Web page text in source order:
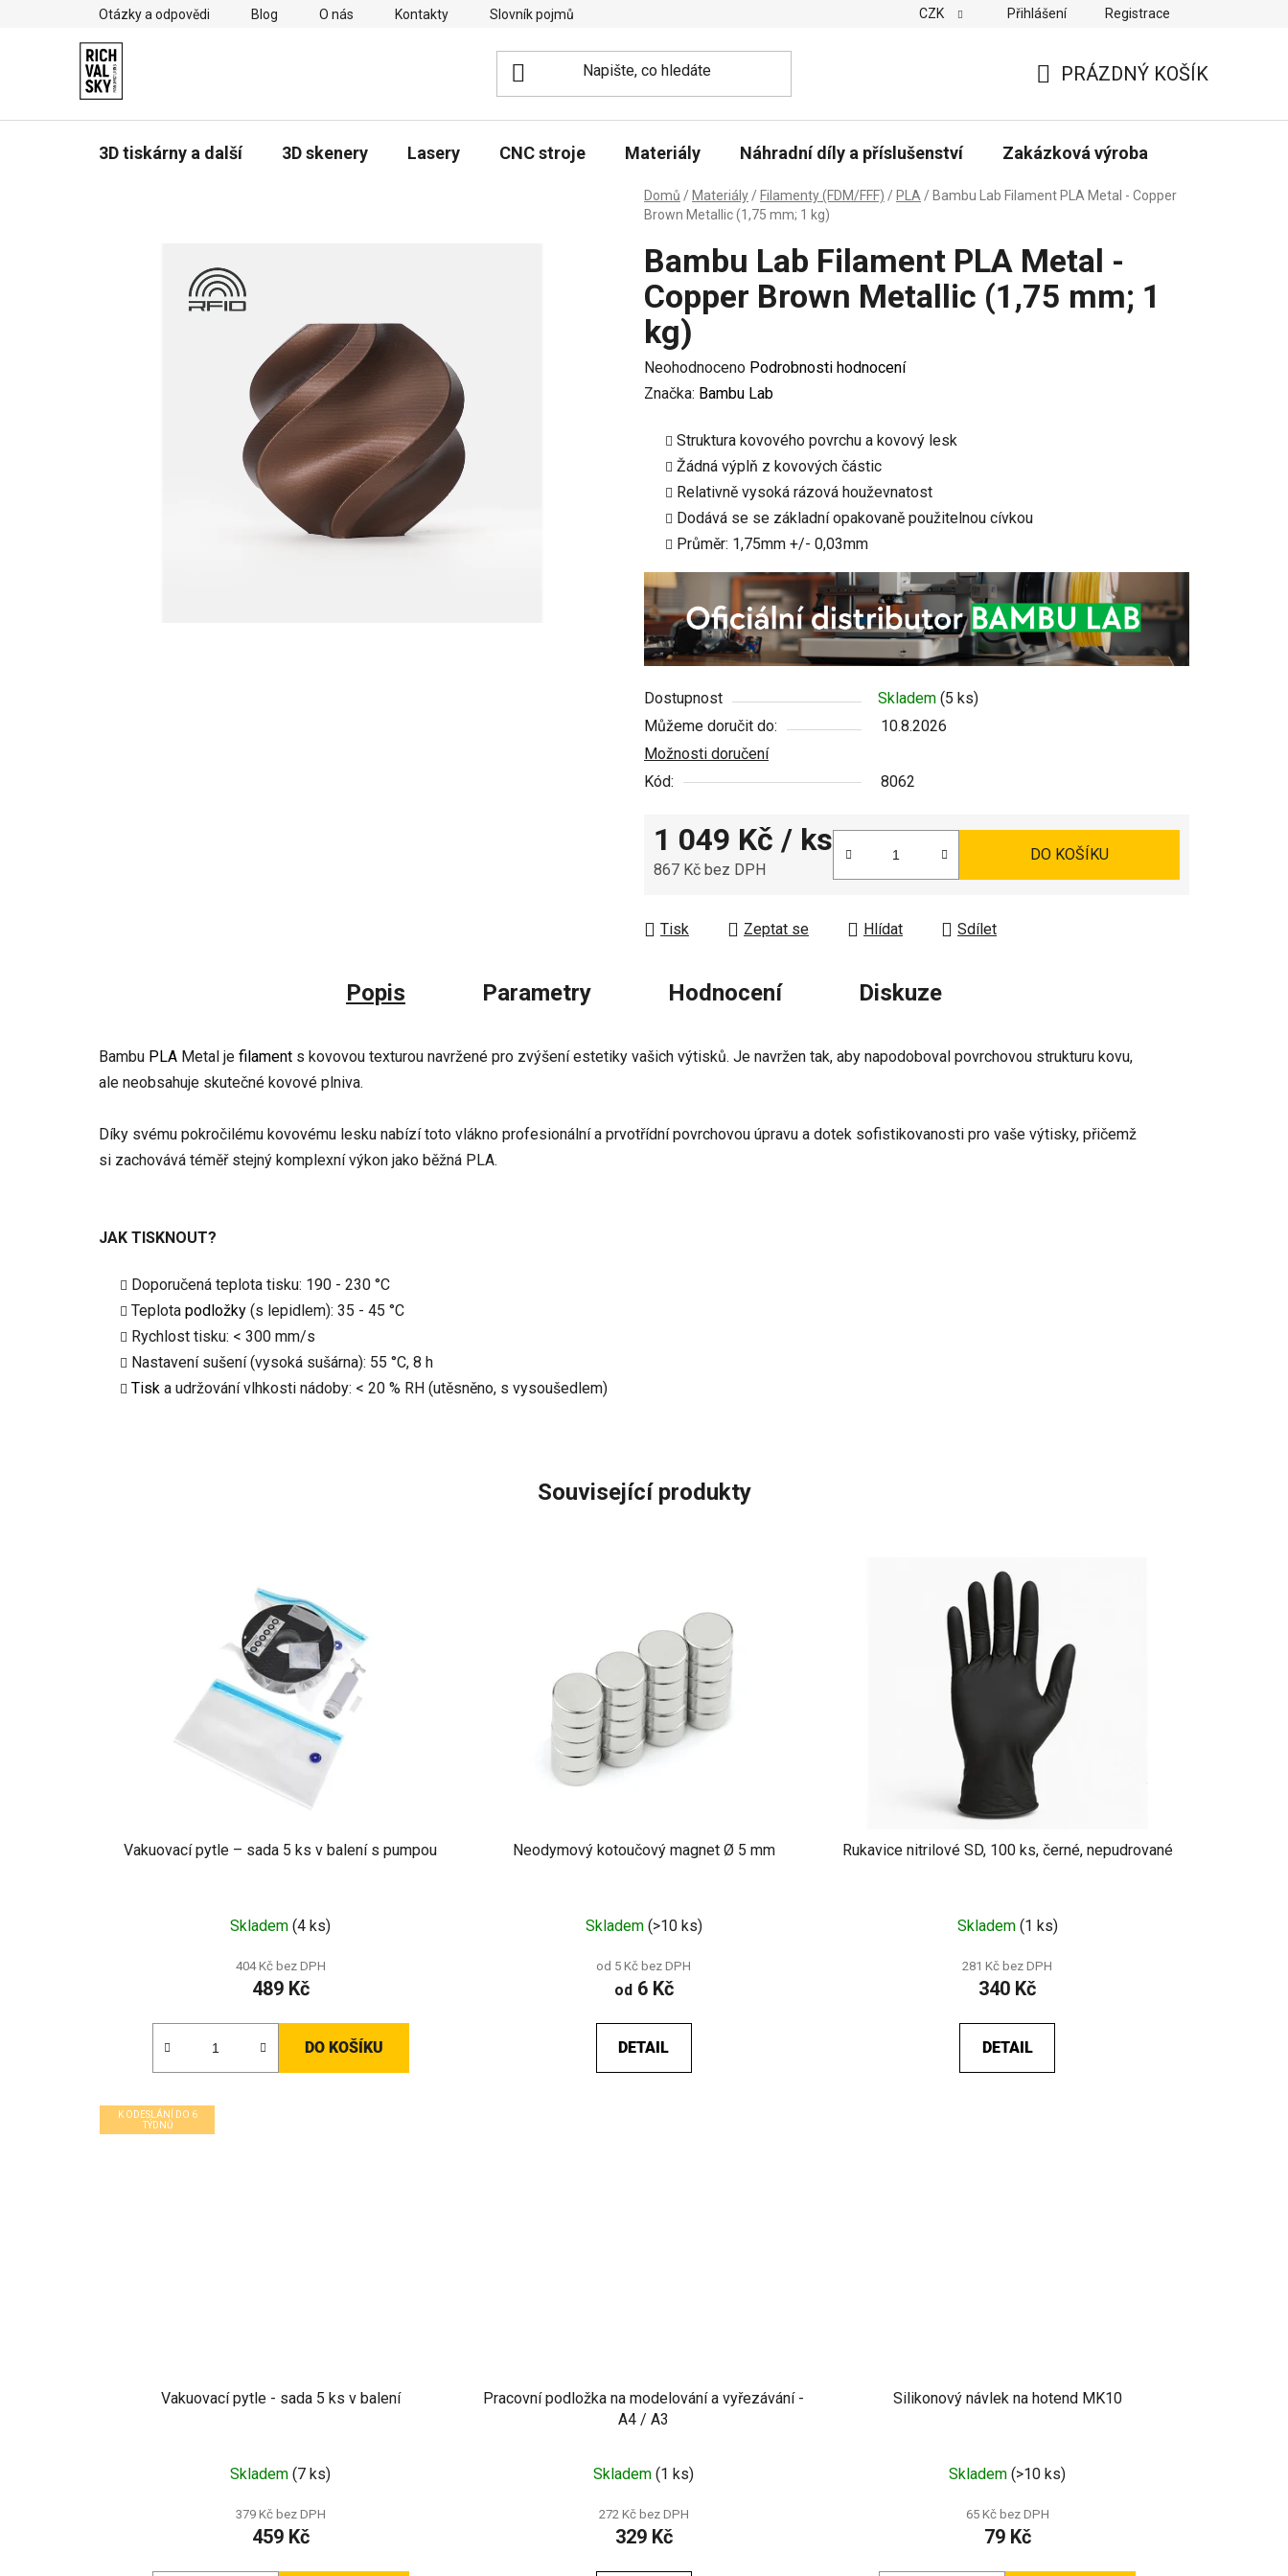
Otázky a odpovědi Blog O nás Kontakty Slovník pojmů CZK Přihlášení Registrace
KOŠÍK
PRÁZDNÝ KOŠÍK
3D tiskárny a další 3D skenery Lasery CNC stroje Materiály Náhradní díly a příslušenství Zakázková výroba
Domů / Materiály / Filamenty (FDM/FFF) / PLA / Bambu Lab Filament PLA Metal - Copper
Brown Metallic (1,75 mm; 1 kg)
Bambu Lab Filament PLA Metal -
Copper Brown Metallic (1,75 mm; 1
kg)
Průměrné
hodnocení
hvězdiček.
Neohodnoceno Podrobnosti hodnocení
Značka: Bambu Lab
Struktura kovového povrchu a kovový lesk
Žádná výplň z kovových částic
Relativně vysoká rázová houževnatost
Dodává se se základní opakovaně použitelnou cívkou
Průměr: 1,75mm +/- 0,03mm
Dostupnost Skladem (5 ks)
Můžeme doručit do:
10.8.2026
Možnosti doručení
Kód:
8062
1 049 Kč / ks
867 Kč bez DPH
DO KOŠÍKU
Tisk Zeptat se Hlídat Sdílet
Popis Parametry Hodnocení Diskuze
Bambu PLA Metal je filament s kovovou texturou navržené pro zvýšení estetiky vašich výtisků. Je navržen tak, aby napodoboval povrchovou strukturu kovu,
ale neobsahuje skutečné kovové plniva.
Díky svému pokročilému kovovému lesku nabízí toto vlákno profesionální a prvotřídní povrchovou úpravu a dotek sofistikovanosti pro vaše výtisky, přičemž
si zachovává téměř stejný komplexní výkon jako běžná PLA.
JAK TISKNOUT?
Doporučená teplota tisku: 190 - 230 °C
Teplota podložky (s lepidlem): 35 - 45 °C
Rychlost tisku: < 300 mm/s
Nastavení sušení (vysoká sušárna): 55 °C, 8 h
Tisk a udržování vlhkosti nádoby: < 20 % RH (utěsněno, s vysoušedlem)
Související produkty
Vakuovací pytle – sada 5 ks v balení s pumpou
Skladem(4 ks)
404 Kč bez DPH
489 Kč
DO KOŠÍKU
Neodymový kotoučový magnet Ø 5 mm
Skladem (>10 ks)
od 5 Kč bez DPH
od6 Kč
DETAIL
Rukavice nitrilové SD, 100 ks, černé, nepudrované
Skladem (1 ks)
281 Kč bez DPH
340 Kč
DETAIL
K ODESLÁNÍ DO 6
TÝDNŮ
Vakuovací pytle - sada 5 ks v balení
hodnocení
produktu
je
Skladem(7 ks)
379 Kč bez DPH
459 Kč
Pracovní podložka na modelování a vyřezávání -
A4 / A3
Skladem(1 ks)
272 Kč bez DPH
329 Kč
Silikonový návlek na hotend MK10
Skladem(>10 ks)
65 Kč bez DPH
79 Kč